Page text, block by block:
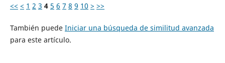
<< < 1 2 3 4 5 6 7 8 9 10 > >>
También puede Iniciar una búsqueda de similitud avanzada
para este artículo.